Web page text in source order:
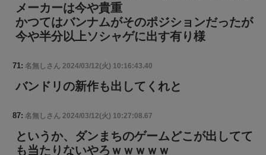
メーカーは今や貴重
かつてはバンナムがそのポジションだったが
今や半分以上ソシャゲに出す有り様
71: 名無しさん 2024/03/12(火) 10:16:43.40
バンドリの新作も出してくれと
87: 名無しさん 2024/03/12(火) 10:27:08.67
というか、ダンまちのゲームどこが出してて
も当たりないやろｗｗｗｗｗ